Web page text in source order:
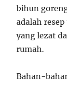
bihun
adalah
yang lezat
rumah.
Bahan-